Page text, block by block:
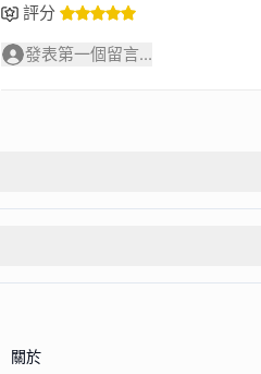
評分
發表第一個留言...
關於